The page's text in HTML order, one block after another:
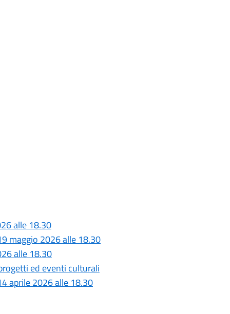
alle 18.30
maggio 2026 alle 18.30
alle 18.30
ed eventi culturali
aprile 2026 alle 18.30